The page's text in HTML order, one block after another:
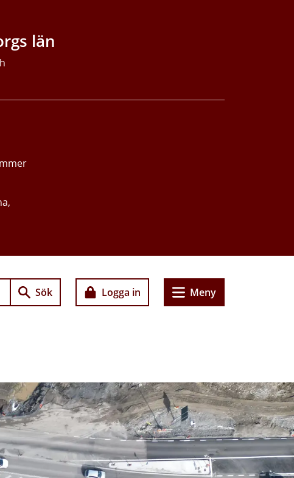
län
Sök Logga in Meny